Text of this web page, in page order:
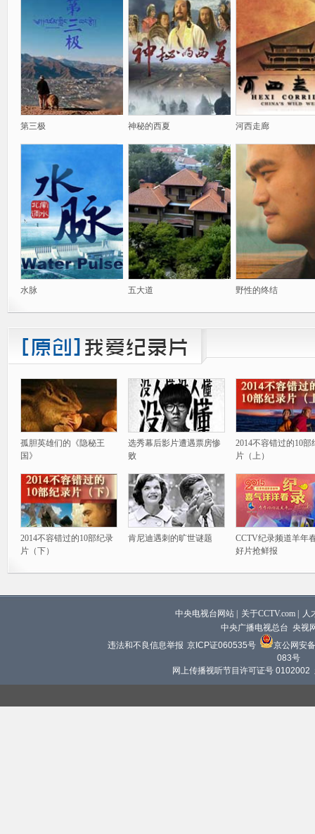
第三极 神秘的西夏 河西走廊
水脉 五大道 野性的终结
孤胆英雄们的《隐秘王
国》
选秀幕后影片遭遇票房惨
败
2014不容错过的10部
片（上）
2014不容错过的10部纪录
片（下）
肯尼迪遇刺的旷世谜题
CCTV纪录频道羊年
好片抢鲜报
中央电视台网站 关于CCTV.com
人
中央广播电视总台 央视
违法和不良信息举报 京ICP证060535号
京公网安
083号
网上传播视听节目许可证号